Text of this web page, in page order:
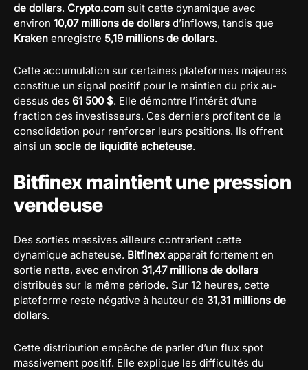
de dollars. Crypto.com suit cette dynamique avec
environ 10,07 millions de dollars d’inflows, tandis que
Kraken enregistre 5,19 millions de dollars.
Cette accumulation sur certaines plateformes majeures
constitue un signal positif pour le maintien du prix au-
dessus des 61 500 $. Elle démontre l’intérêt d’une
fraction des investisseurs. Ces derniers profitent de la
consolidation pour renforcer leurs positions. Ils offrent
ainsi un socle de liquidité acheteuse.
Bitfinex maintient une pression
vendeuse
Des sorties massives ailleurs contrarient cette
dynamique acheteuse. Bitfinexapparaît fortement en
sortie nette, avec environ 31,47 millions de dollars
distribués sur la même période. Sur 12 heures, cette
plateforme reste négative à hauteur de 31,31 millions de
dollars.
Cette distribution empêche de parler d’un flux spot
massivement positif. Elle explique les difficultés du